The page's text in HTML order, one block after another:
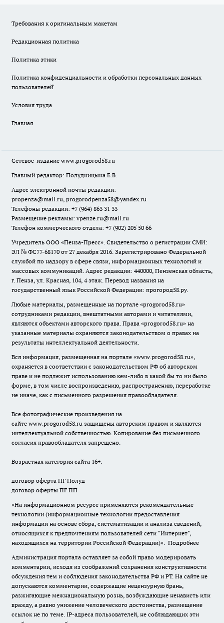
Требования к оригинальным макетам
Редакционная политика
Политика этики
Политика конфиденциальности и обработки персональных данных
пользователей̆
Условия труда
Главная
Сетевое-издание www.progorod58.ru
Главный редактор: Полудницына Е.В.
Адрес электронной почты редакции:
propenza@mail.ru, progorodpenza58@yandex.ru
Телефоны редакции: +7 (964) 863 31 33
Размещение рекламы: vpenze.ru@mail.ru
Телефон коммерческого отдела: +7 (902) 205 50 66
Учредитель ООО «Пенза-Пресс». Свидетельство о регистрации СМИ:
ЭЛ № ФС77-68170 от 27 декабря 2016. Зарегистрировано Федеральной
службой по надзору в сфере связи, информационных технологий и
массовых коммуникаций. Адрес редакции: 440000, Пензенская область,
г. Пенза, ул. Красная, 104, 4 этаж. Перевод названия на
государственный язык Российской Федерации: прогород58.ру.
Любые материалы, размещенные на портале «progorod58.ru»
сотрудниками редакции, внештатными авторами и читателями,
являются объектами авторского права. Права «progorod58.ru» на
указанные материалы охраняются законодательством о правах на
результаты интеллектуальной деятельности.
Вся информация, размещенная на портале «www.progorod58.ru»,
охраняется в соответствии с законодательством РФ об авторском
праве и не подлежит использованию кем-либо в какой бы то ни было
форме, в том числе воспроизведению, распространению, переработке
не иначе, как с письменного разрешения правообладателя.
Все фотографические произведения на
сайте www.progorod58.ru защищены авторским правом и являются
интеллектуальной собственностью. Копирование без письменного
согласия правообладателя запрещено.
Возрастная категория сайта 16+.
договор оферта ПГ Полуд
договор оферты ПГ ПП
«На информационном ресурсе применяются рекомендательные
технологии (информационные технологии предоставления
информации на основе сбора, систематизации и анализа сведений,
относящихся к предпочтениям пользователей сети "Интернет",
находящихся на территории Российской Федерации)». Подробнее
Администрация портала оставляет за собой право модерировать
комментарии, исходя из соображений сохранения конструктивности
обсуждения тем и соблюдения законодательства РФ и РТ. На сайте не
допускаются комментарии, содержащие нецензурную брань,
разжигающие межнациональную рознь, возбуждающие ненависть или
вражду, а равно унижение человеческого достоинства, размещение
ссылок не по теме. IP-адреса пользователей, не соблюдающих эти